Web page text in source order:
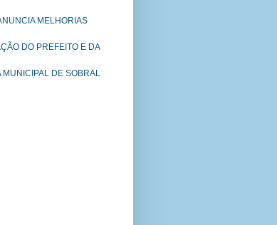
MELHORIAS
DO PREFEITO E DA
DE SOBRAL